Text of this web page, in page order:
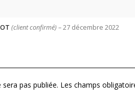
(client confirmé) –27 décembre 2022
pas publiée. Les champs